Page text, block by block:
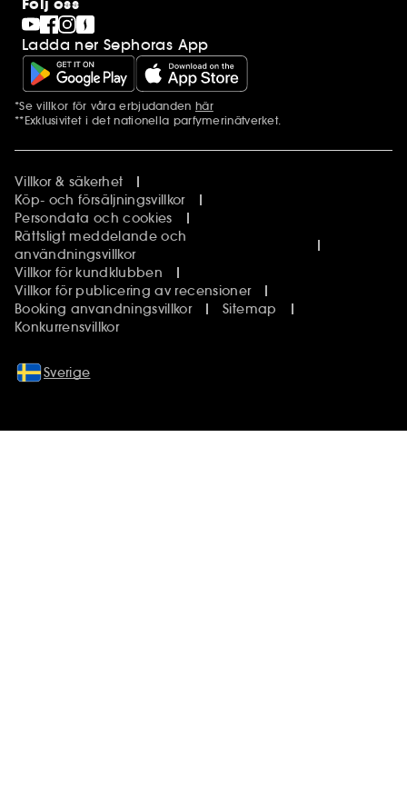
Ladda ner Sephoras App
Ytterligare information
*Se villkor för våra erbjudanden här
**Exklusivitet i det nationella parfymerinätverket.
Villkor & säkerhet
Köp- och försäljningsvillkor
Persondata och cookies
Rättsligt meddelande och
användningsvillkor
Villkor för kundklubben
Villkor för publicering av recensioner
Booking anvandningsvillkor
Sitemap
Konkurrensvillkor
Sverige